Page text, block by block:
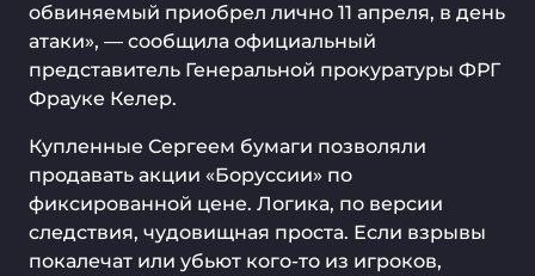
обвиняемый приобрел лично 11 апреля, в день
атаки», — сообщила официальный
представитель Генеральной прокуратуры ФРГ
Фрауке Келер.
Купленные Сергеем бумаги позволяли
продавать акции «Боруссии» по
фиксированной цене. Логика, по версии
следствия, чудовищная проста. Если взрывы
покалечат или убьют кого-то из игроков,